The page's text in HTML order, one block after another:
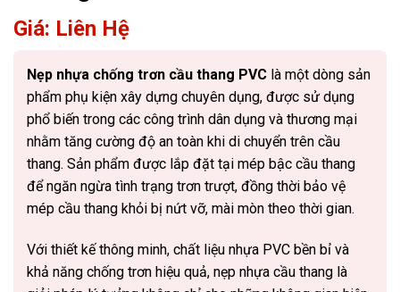
Giá: Liên Hệ
Nẹp nhựa chống trơn cầu thang PVC là một dòng sản
phẩm phụ kiện xây dựng chuyên dụng, được sử dụng
phổ biến trong các công trình dân dụng và thương mại
nhằm tăng cường độ an toàn khi di chuyển trên cầu
thang. Sản phẩm được lắp đặt tại mép bậc cầu thang
để ngăn ngừa tình trạng trơn trượt, đồng thời bảo vệ
mép cầu thang khỏi bị nứt vỡ, mài mòn theo thời gian.
Với thiết kế thông minh, chất liệu nhựa PVC bền bỉ và
khả năng chống trơn hiệu quả, nẹp nhựa cầu thang là